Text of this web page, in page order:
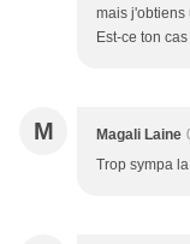
mais j'obtiens
Est-ce ton
M Magali Laine
Trop sympa